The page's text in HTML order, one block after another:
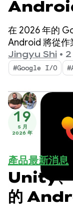
態，打造
在 2026 年的
Android 將從作
了如何使用系統
Google AI 的強
Jingyu Shi • 2
#Google I/O
19
5 月
2026 年
產品最新消息
Unity
的